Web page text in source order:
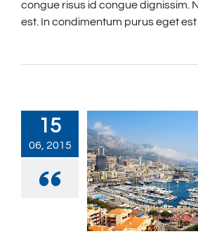
congue risus id congue dignissim.
est. In condimentum purus eget est
15
06, 2015